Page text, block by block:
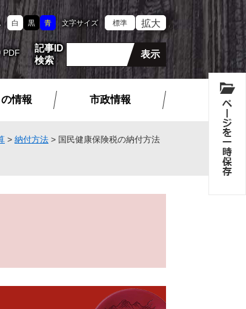
白 黒 青 文字サイズ 標準 拡大
PDF
記事ID
検索
情報 市政情報
> 納付方法 > 国民健康保険税の納付方法